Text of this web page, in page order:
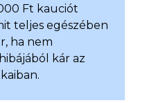
Ft kauciót
teljes egészében
ha nem
kár az